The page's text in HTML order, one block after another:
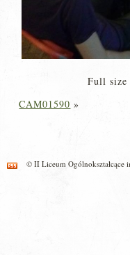
Full size
CAM01590 »
© II Liceum Ogólnokształcące